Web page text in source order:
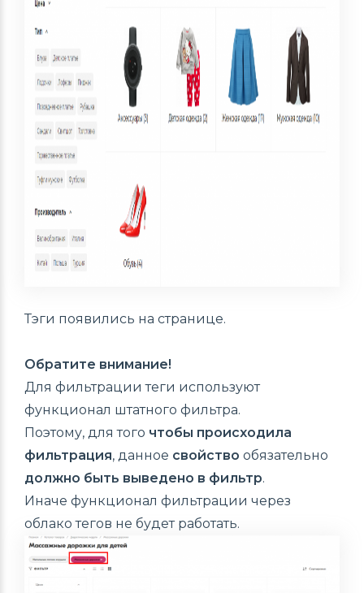
Тэги появились на странице.
Обратите внимание!
Для фильтрации теги используют
функционал штатного фильтра.
Поэтому, для того чтобы происходила
фильтрация, данное свойство обязательно
должно быть выведено в фильтр.
Иначе функционал фильтрации через
облако тегов не будет работать.